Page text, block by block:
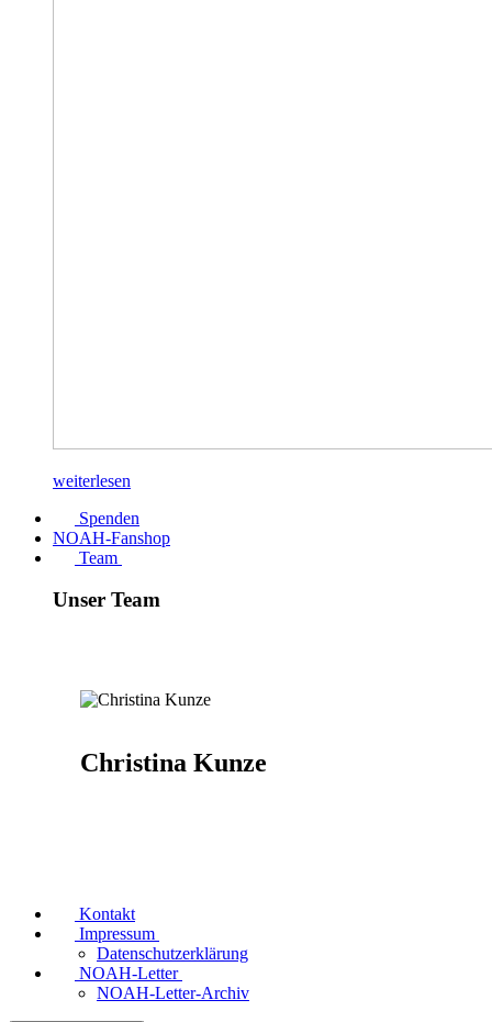
weiterlesen
Spenden
NOAH-Fanshop
Team
Unser Team
Christina Kunze
Kontakt
Impressum
Datenschutzerklärung
NOAH-Letter
NOAH-Letter-Archiv